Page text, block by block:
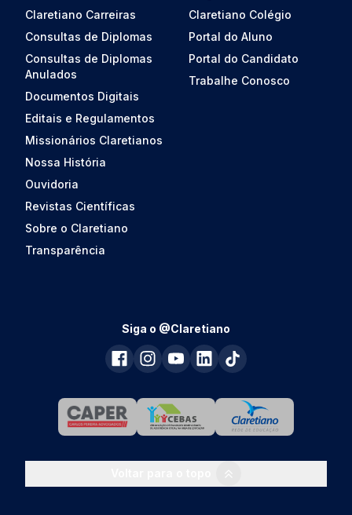
Claretiano Carreiras
Consultas de Diplomas
Consultas de Diplomas
Anulados
Documentos Digitais
Editais e Regulamentos
Missionários Claretianos
Nossa História
Ouvidoria
Revistas Científicas
Sobre o Claretiano
Transparência
Claretiano Colégio
Portal do Aluno
Portal do Candidato
Trabalhe Conosco
Siga o @Claretiano